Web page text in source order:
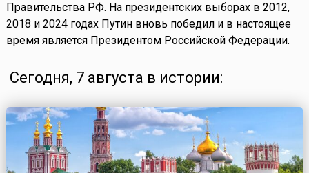
Правительства РФ. На президентских выборах в 2012,
2018 и 2024 годах Путин вновь победил и в настоящее
время является Президентом Российской Федерации.
Сегодня, 7 августа в истории: